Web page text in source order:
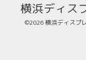
横浜ディス
©2026横浜ディスプ